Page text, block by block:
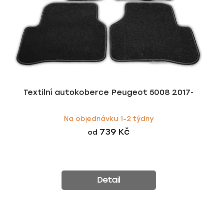
Textilní autokoberce Peugeot 5008 2017-
Na objednávku 1-2 týdny
od 739 Kč
Detail